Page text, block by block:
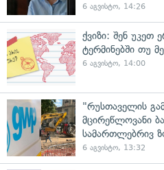
6 აგვისტო, 14:26
ქვიზი: შენ უკეთ
ტერმინებში თუ
6 აგვისტო, 14:00
"რუსთაველის
მცირეწლოვანი
სამართლებრივ
6 აგვისტო, 13:32